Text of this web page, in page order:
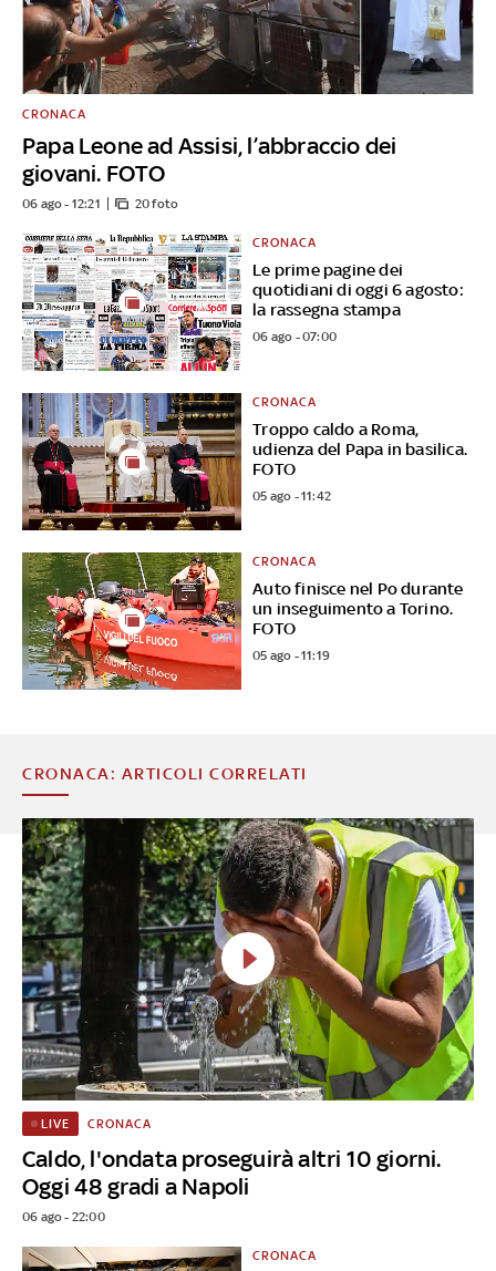
Papa Leone ad Assisi, l’abbraccio dei
giovani. FOTO
CRONACA
06 ago - 12:21 20 foto
Le prime pagine dei
quotidiani di oggi 6 agosto:
la rassegna stampa
CRONACA
06 ago - 07:00
Troppo caldo a Roma,
udienza del Papa in basilica.
FOTO
CRONACA
05 ago - 11:42
Auto finisce nel Po durante
un inseguimento a Torino.
FOTO
CRONACA
05 ago - 11:19
CRONACA: ARTICOLI CORRELATI
Caldo, l'ondata proseguirà altri 10 giorni.
Oggi 48 gradi a Napoli
LIVE CRONACA
06 ago - 22:00
CRONACA